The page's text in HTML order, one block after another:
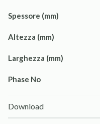
Spessore (mm)
Altezza (mm)
Larghezza (mm)
Phase No
Download